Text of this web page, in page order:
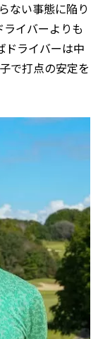
ない事態に陥り
イバーよりも
ドライバーは中
で打点の安定を